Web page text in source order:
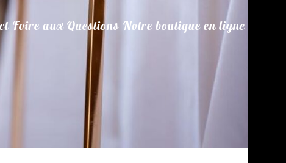
Foire aux Questions Notre boutique en ligne